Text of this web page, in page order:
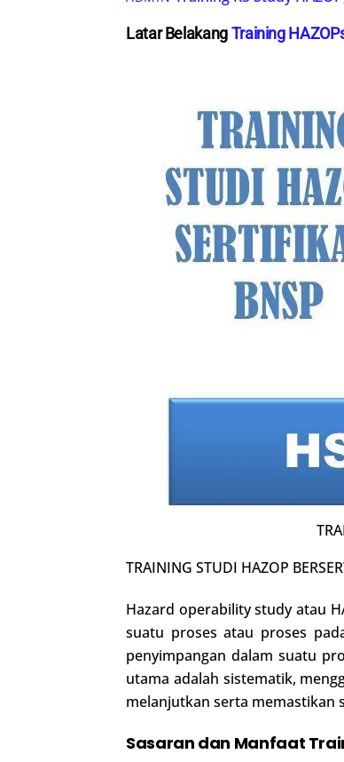
Latar BelakangTraining
TRAINING STUDI HAZOP
Hazard operability study atau
suatu proses atau proses
penyimpangan dalam suatu
utama adalah sistematik,
melanjutkan serta memastikan
Sasaran dan Manfaat